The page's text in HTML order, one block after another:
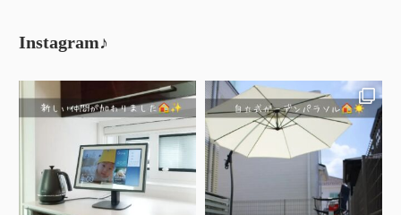
Instagram♪